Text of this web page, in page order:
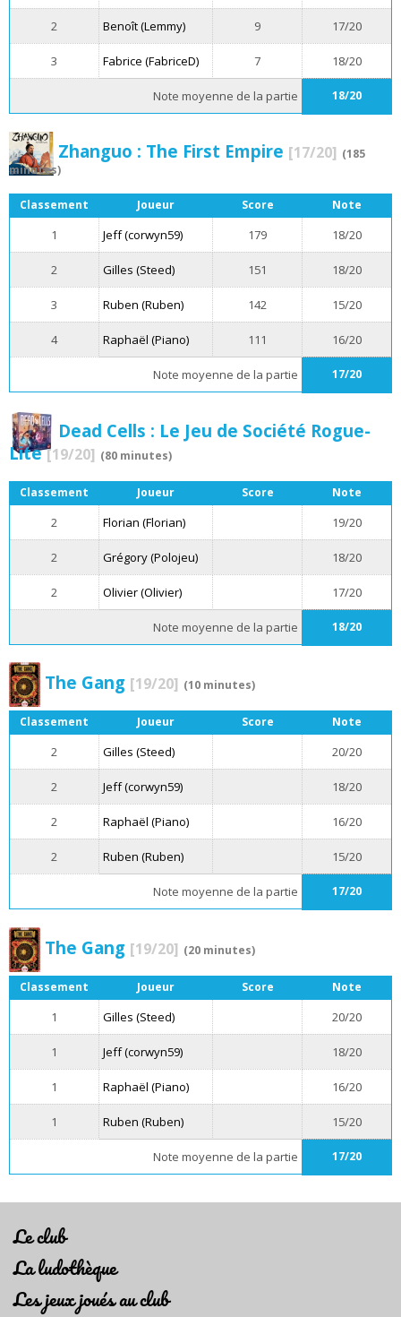
2 Benoît (Lemmy) 9 17/20
3 Fabrice (FabriceD) 7 18/20
Note moyenne de la partie 18/20
Zhanguo : The First Empire [17/20] (185
minutes)
Classement Joueur Score Note
1 Jeff (corwyn59) 179 18/20
2 Gilles (Steed) 151 18/20
3 Ruben (Ruben) 142 15/20
4 Raphaël (Piano) 111 16/20
Note moyenne de la partie 17/20
Dead Cells : Le Jeu de Société Rogue-
Lite[19/20] (80 minutes)
Classement Joueur Score Note
2 Florian (Florian) 19/20
2 Grégory (Polojeu) 18/20
2 Olivier (Olivier) 17/20
Note moyenne de la partie 18/20
The Gang [19/20] (10 minutes)
Classement Joueur Score Note
2 Gilles (Steed) 20/20
2 Jeff (corwyn59) 18/20
2 Raphaël (Piano) 16/20
2 Ruben (Ruben) 15/20
Note moyenne de la partie 17/20
The Gang [19/20] (20 minutes)
Classement Joueur Score Note
1 Gilles (Steed) 20/20
1 Jeff (corwyn59) 18/20
1 Raphaël (Piano) 16/20
1 Ruben (Ruben) 15/20
Note moyenne de la partie 17/20
Le club
La ludothèque
Les jeux joués au club